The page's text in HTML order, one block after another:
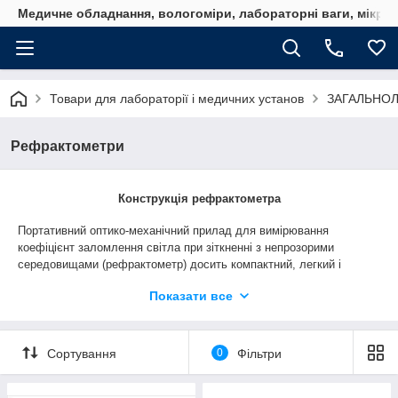
Медичне обладнання, вологоміри, лабораторні ваги,
Товари для лабораторії і медичних установ
Рефрактометри
Конструкція рефрактометра
Портативний оптико-механічний прилад для вимірювання
коефіцієнт заломлення світла при зіткненні з непрозорими
середовищами (рефрактометр) досить компактний, легкий і
живлення. Зовні пристрій виглядає як металевий циліндр
в руці (підвищує зручність рельєфність або прорезиненность
частини корпусу, зменшує ковзання). Наодному з кінців циліндра
розташована призма синього кольору, а на другому — монокуляр
Показати все
Сортування 0 Фільтри